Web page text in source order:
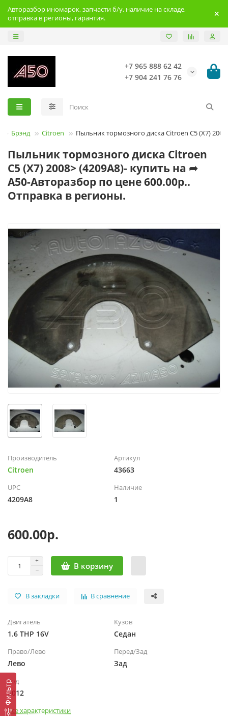
Авторазбор иномарок, запчасти б/у, наличие на складе,
отправка в регионы, гарантия.
+7 965 888 62 42
+7 904 241 76 76
Брэнд Citroen Пыльник тормозного диска Citroen C5 (X7)
Пыльник тормозного диска Citroen
C5 (X7) 2008> (4209A8)- купить на ➦
А50-Авторазбор по цене 600.00р..
Отправка в регионы.
Фильтр
43663
Производитель
Citroen
Артикул
43663
UPC
4209A8
Наличие
1
600.00р.
В корзину
В закладки В сравнение
Двигатель
1.6 THP 16V
Кузов
Седан
Право/Лево
Лево
Перед/Зад
Зад
Год
2012
Все характеристики